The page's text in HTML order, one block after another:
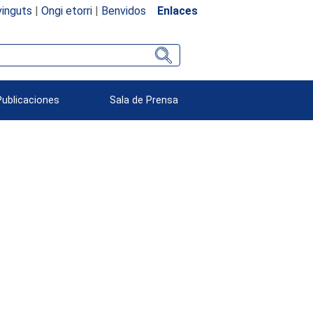
| Ongi etorri| Benvidos Enlaces
Sala de Prensa